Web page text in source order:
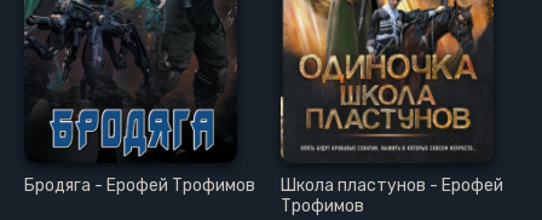
Бродяга - Ерофей Трофимов
Школа пластунов - Ерофей
Трофимов